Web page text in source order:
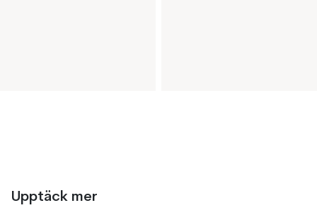
Upptäck mer